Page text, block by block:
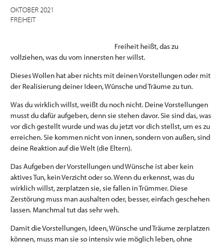
OKTOBER 2021
FREIHEIT
Freiheit heißt, das zu
vollziehen, was du vom innersten her willst.
Dieses Wollen hat aber nichts mit deinen Vorstellungen oder mit
der Realisierung deiner Ideen, Wünsche und Träume zu tun.
Was du wirklich willst, weißt du noch nicht. Deine Vorstellungen
musst du dafür aufgeben, denn sie stehen davor. Sie sind das, was
vor dich gestellt wurde und was du jetzt vor dich stellst, um es zu
erreichen. Sie kommen nicht von innen, sondern von außen, sind
deine Reaktion auf die Welt (die Eltern).
Das Aufgeben der Vorstellungen und Wünsche ist aber kein
aktives Tun, kein Verzicht oder so. Wenn du erkennst, was du
wirklich willst, zerplatzen sie, sie fallen in Trümmer. Diese
Zerstörung muss man aushalten oder, besser, einfach geschehen
lassen. Manchmal tut das sehr weh.
Damit die Vorstellungen, Ideen, Wünsche und Träume zerplatzen
können, muss man sie so intensiv wie möglich leben, ohne